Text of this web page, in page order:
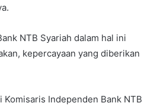
NTB Syariah dalam hal ini
kepercayaan yang diberikan
Komisaris Independen Bank NTB